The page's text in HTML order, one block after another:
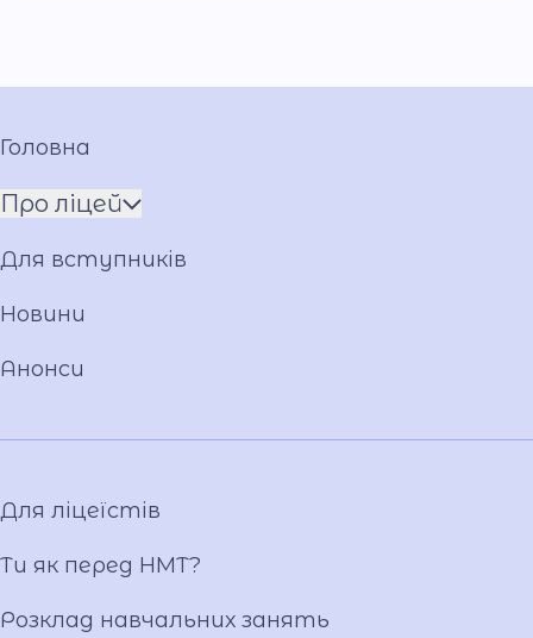
Головна
Про ліцей
Команда
Накази
Публічні закупівлі
Фотогалерея
Відеогалерея
Вакансії
Для вступників
Новини
Анонси
Для ліцеїстів
Ти як перед НМТ?
Розклад навчальних занять